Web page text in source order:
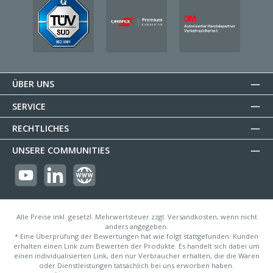
ÜBER UNS
SERVICE
RECHTLICHES
UNSERE COMMUNITIES
https://youtube.com/@reflectogmbh2119?si=Oew0U3xn87ZcBMoM
LinkedIn Website
Alle Preise inkl. gesetzl. Mehrwertsteuer zzgl. Versandkosten, wenn nicht
anders angegeben.
* Eine Überprüfung der Bewertungen hat wie folgt stattgefunden: Kunden
erhalten einen Link zum Bewerten der Produkte. Es handelt sich dabei um
einen individualisierten Link, den nur Verbraucher erhalten, die die Waren
oder Dienstleistungen tatsächlich bei uns erworben haben.